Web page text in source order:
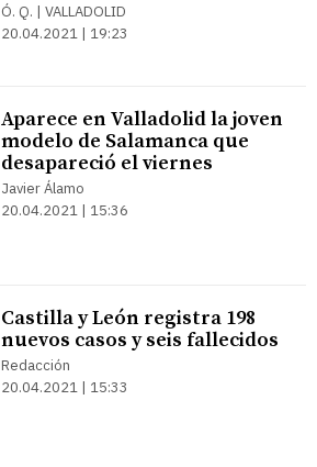
Ó. Q. | VALLADOLID
20.04.2021 | 19:23
Aparece en Valladolid la joven
modelo de Salamanca que
desapareció el viernes
Javier Álamo
20.04.2021 | 15:36
Castilla y León registra 198
nuevos casos y seis fallecidos
Redacción
20.04.2021 | 15:33